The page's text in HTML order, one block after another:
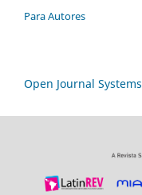
Para Autores
Open Journal Systems